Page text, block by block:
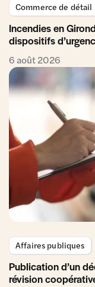
Commerce de détail
Incendies en
dispositifs
6 août 2026
Affaires publiques
Publication d’un
révision